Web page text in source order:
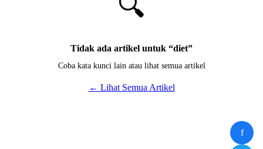
🔍
Tidak ada artikel untuk “diet”
Coba kata kunci lain atau lihat semua artikel
← Lihat Semua Artikel
f